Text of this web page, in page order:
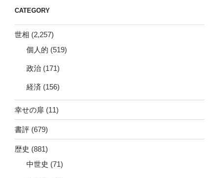
CATEGORY
世相 (2,257)
個人的 (519)
政治 (171)
経済 (156)
幸せの扉 (11)
書評 (679)
歴史 (881)
中世史 (71)